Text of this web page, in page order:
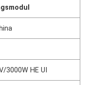
3000W HE UI